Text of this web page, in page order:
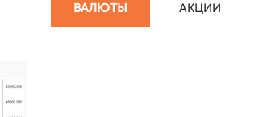
ВАЛЮТЫ АКЦИИ